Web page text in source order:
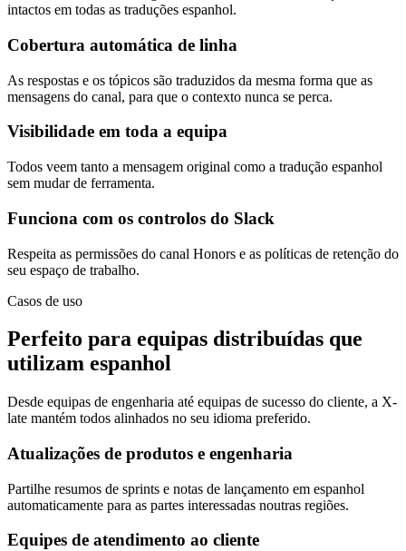
intactos em todas as traduções espanhol.
Cobertura automática de linha
As respostas e os tópicos são traduzidos da mesma forma que as
mensagens do canal, para que o contexto nunca se perca.
Visibilidade em toda a equipa
Todos veem tanto a mensagem original como a tradução espanhol
sem mudar de ferramenta.
Funciona com os controlos do Slack
Respeita as permissões do canal Honors e as políticas de retenção do
seu espaço de trabalho.
Casos de uso
Perfeito para equipas distribuídas que
utilizam espanhol
Desde equipas de engenharia até equipas de sucesso do cliente, a X-
late mantém todos alinhados no seu idioma preferido.
Atualizações de produtos e engenharia
Partilhe resumos de sprints e notas de lançamento em espanhol
automaticamente para as partes interessadas noutras regiões.
Equipes de atendimento ao cliente